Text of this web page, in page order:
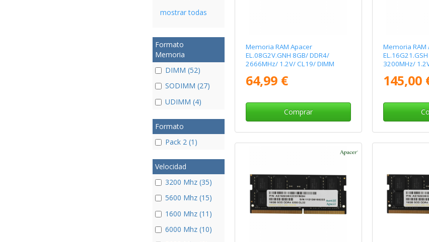
mostrar todas
Formato
Memoria
DIMM (52)
SODIMM (27)
UDIMM (4)
Formato
Pack 2 (1)
Velocidad
3200 Mhz (35)
5600 Mhz (15)
1600 Mhz (11)
6000 Mhz (10)
Memoria RAM Apacer
EL.08G2V.GNH 8GB/ DDR4/
2666MHz/ 1.2V/ CL19/ DIMM
64,99 €
Comprar
Memoria RAM
3200MHz/
145,00